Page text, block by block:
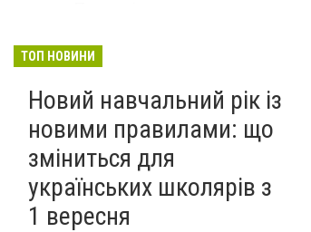
ВІДЕО)
Побили рекорд, який
тримався 9 років:
результати шаленої спеки
на Тернопільщині
09:02
ТОП НОВИНИ
Новий навчальний рік із
новими правилами: що
зміниться для
українських школярів з
1 вересня